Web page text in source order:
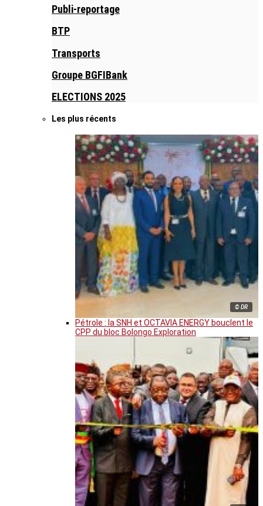
Publi-reportage
BTP
Transports
Groupe BGFIBank
ELECTIONS 2025
Les plus récents
© DR
Pétrole : la SNH et OCTAVIA ENERGY bouclent le
CPP du bloc Bolongo Exploration